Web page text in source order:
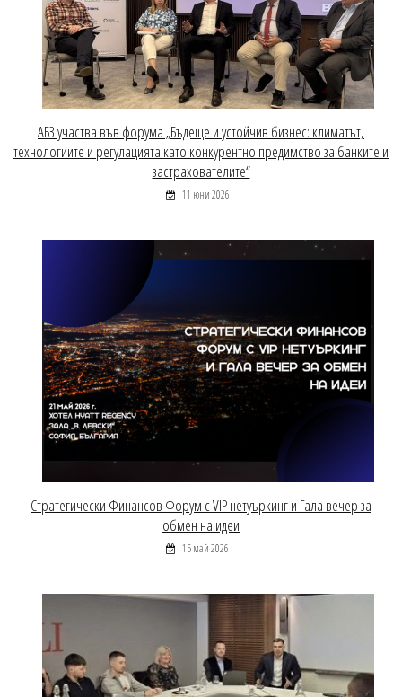
АБЗ участва във форума „Бъдеще и устойчив бизнес: климатът,
технологиите и регулацията като конкурентно предимство за банките и
застрахователите“
11 юни 2026
Стратегически Финансов Форум с VIP нетуъркинг и Гала вечер за
обмен на идеи
15 май 2026